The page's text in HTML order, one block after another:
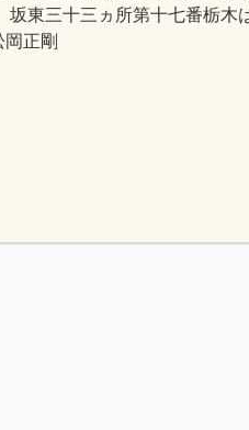
坂東三十三ヵ所第十七番栃木
正剛